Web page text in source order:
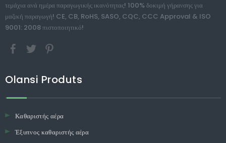
τεμάχια ανά ημέρα παραγωγικής ικανότητας! 100% δοκιμή γήρανσης για
μαζική παραγωγή! CE, CB, RoHS, SASO, CQC, CCC Approval & ISO
9001: 2008 πιστοποιητικό!
Olansi Produts
Καθαριστής αέρα
Έξυπνος καθαριστής αέρα